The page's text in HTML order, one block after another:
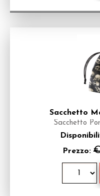
Sacchetto
Sacchetto
Prezzo: